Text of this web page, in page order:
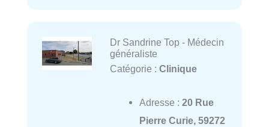
Dr Sandrine Top - Médecin
généraliste
Catégorie : Clinique
Adresse : 20 Rue
Pierre Curie, 59272